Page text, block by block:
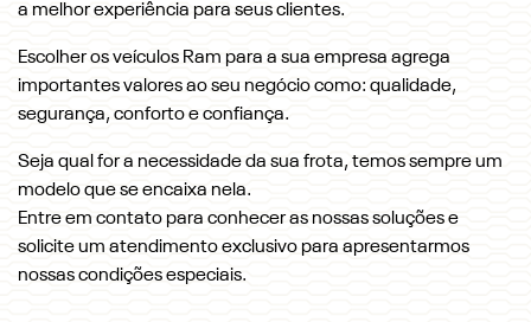
a melhor experiência para seus clientes.
Escolher os veículos Ram para a sua empresa agrega
importantes valores ao seu negócio como: qualidade,
segurança, conforto e confiança.
Seja qual for a necessidade da sua frota, temos sempre um
modelo que se encaixa nela.
Entre em contato para conhecer as nossas soluções e
solicite um atendimento exclusivo para apresentarmos
nossas condições especiais.